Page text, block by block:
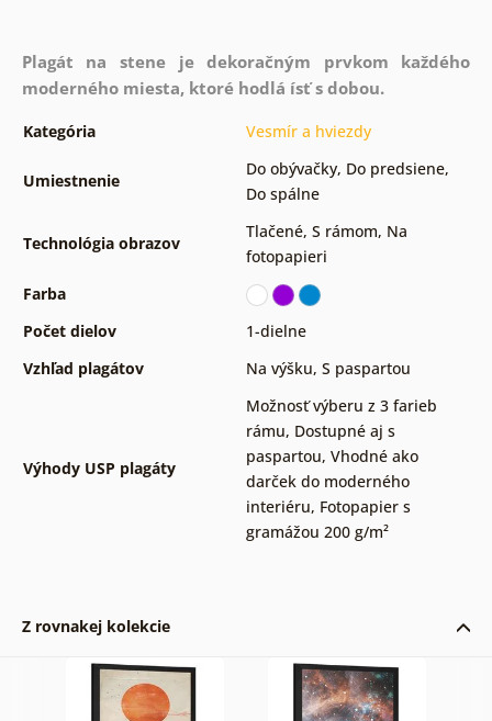
Plagát na stene je dekoračným prvkom každého
moderného miesta, ktoré hodlá ísť s dobou.
Kategória Vesmír a hviezdy
Umiestnenie
Do obývačky, Do predsiene,
Do spálne
Technológia obrazov
Tlačené, S rámom, Na
fotopapieri
Farba
Počet dielov
1-dielne
Vzhľad plagátov
Na výšku, S paspartou
Výhody USP plagáty
Možnosť výberu z 3 farieb
rámu, Dostupné aj s
paspartou, Vhodné ako
darček do moderného
interiéru, Fotopapier s
gramážou 200 g/m²
Z rovnakej kolekcie